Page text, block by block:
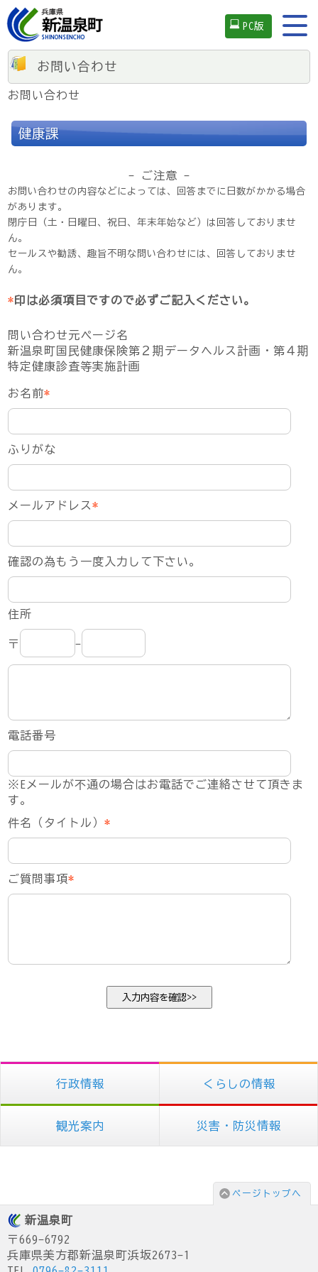
PC版
お問い合わせ
お問い合わせ
健康課
- ご注意 -
お問い合わせの内容などによっては、回答までに日数がかかる場合
があります。
閉庁日（土・日曜日、祝日、年末年始など）は回答しておりませ
ん。
セールスや勧誘、趣旨不明な問い合わせには、回答しておりませ
ん。
*印は必須項目ですので必ずご記入ください。
問い合わせ元ページ名
新温泉町国民健康保険第２期データヘルス計画・第４期
特定健康診査等実施計画
お名前*
ふりがな
メールアドレス*
確認の為もう一度入力して下さい。
住所
〒 -
電話番号
※Eメールが不通の場合はお電話でご連絡させて頂きま
す。
件名（タイトル）*
ご質問事項*
行政情報 くらしの情報
観光案内 災害・防災情報
ページトップへ
新温泉町
〒669-6792
兵庫県美方郡新温泉町浜坂2673-1